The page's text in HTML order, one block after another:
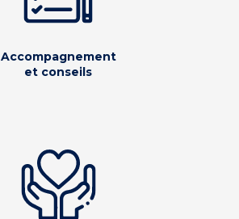
Accompagnement
et conseils